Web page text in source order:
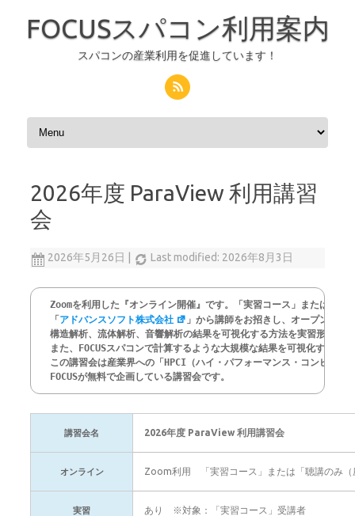
FOCUSスパコン利用案内
スパコンの産業利用を促進しています！
コンテンツへスキップ
2026年度 ParaView 利用講習
会
2026年5月26日 Last modified: 2026年8月3日
Zoomを利用した『オンライン開催』です。「実習コース」または「聴
「 アドバンスソフト株式会社
」から講師をお招きし、オープンソ
構造解析、流体解析、音響解析の結果を可視化する方法を実習形式で
また、FOCUSスパコンで計算するような大規模な結果を可視化する方
この講習会は産業界への「HPCI（ハイ・パフォーマンス・コンピュ
講習会名 2026年度 ParaView 利用講習会
オンライン Zoom利用 「実習コース」または「聴講のみ（
実習 あり ※対象：「実習コース」受講者